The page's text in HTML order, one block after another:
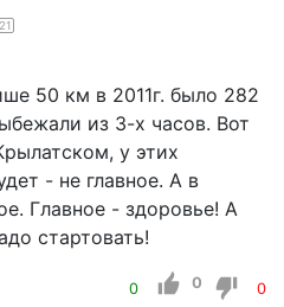
50 км в 2011г. было 282
из 3-х часов. Вот
у этих
- не главное. А в
Главное - здоровье! А
стартовать!
0 0 0